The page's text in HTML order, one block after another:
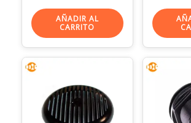
AÑADIR AL
CARRITO